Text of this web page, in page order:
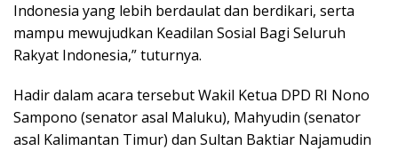
Indonesia yang lebih berdaulat dan berdikari, serta
mampu mewujudkan Keadilan Sosial Bagi Seluruh
Rakyat Indonesia,” tuturnya.
Hadir dalam acara tersebut Wakil Ketua DPD RI Nono
Sampono (senator asal Maluku), Mahyudin (senator
asal Kalimantan Timur) dan Sultan Baktiar Najamudin